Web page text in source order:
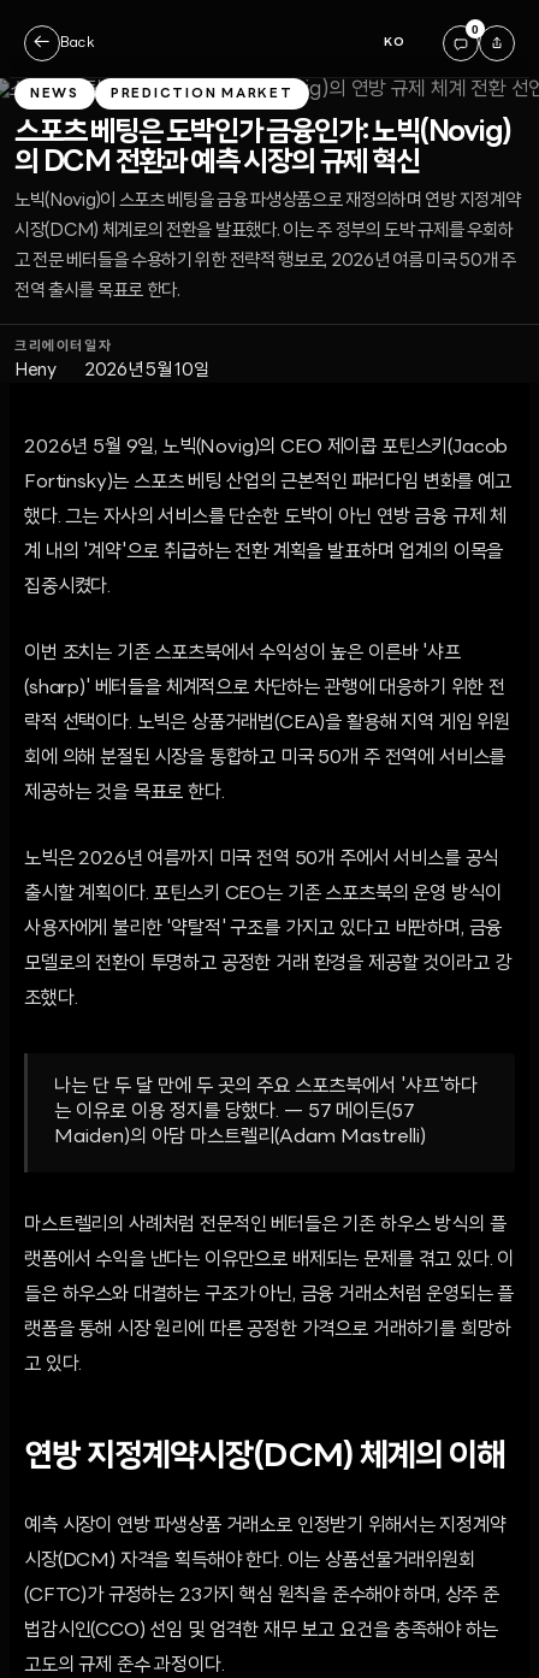
← Back KO
0
NEWS PREDICTION MARKET
스포츠 베팅은 도박인가 금융인가: 노빅(Novig)
의 DCM 전환과 예측 시장의 규제 혁신
노빅(Novig)이 스포츠 베팅을 금융 파생상품으로 재정의하며 연방 지정계약
시장(DCM) 체계로의 전환을 발표했다. 이는 주 정부의 도박 규제를 우회하
고 전문 베터들을 수용하기 위한 전략적 행보로, 2026년 여름 미국 50개 주
전역 출시를 목표로 한다.
크리에이터
Heny
일자
2026년 5월 10일
2026년 5월 9일, 노빅(Novig)의 CEO 제이콥 포틴스키(Jacob
Fortinsky)는 스포츠 베팅 산업의 근본적인 패러다임 변화를 예고
했다. 그는 자사의 서비스를 단순한 도박이 아닌 연방 금융 규제 체
계 내의 '계약'으로 취급하는 전환 계획을 발표하며 업계의 이목을
집중시켰다.
이번 조치는 기존 스포츠북에서 수익성이 높은 이른바 '샤프
(sharp)' 베터들을 체계적으로 차단하는 관행에 대응하기 위한 전
략적 선택이다. 노빅은 상품거래법(CEA)을 활용해 지역 게임 위원
회에 의해 분절된 시장을 통합하고 미국 50개 주 전역에 서비스를
제공하는 것을 목표로 한다.
노빅은 2026년 여름까지 미국 전역 50개 주에서 서비스를 공식
출시할 계획이다. 포틴스키 CEO는 기존 스포츠북의 운영 방식이
사용자에게 불리한 '약탈적' 구조를 가지고 있다고 비판하며, 금융
모델로의 전환이 투명하고 공정한 거래 환경을 제공할 것이라고 강
조했다.
나는 단 두 달 만에 두 곳의 주요 스포츠북에서 '샤프'하다
는 이유로 이용 정지를 당했다. — 57 메이든(57
Maiden)의 아담 마스트렐리(Adam Mastrelli)
마스트렐리의 사례처럼 전문적인 베터들은 기존 하우스 방식의 플
랫폼에서 수익을 낸다는 이유만으로 배제되는 문제를 겪고 있다. 이
들은 하우스와 대결하는 구조가 아닌, 금융 거래소처럼 운영되는 플
랫폼을 통해 시장 원리에 따른 공정한 가격으로 거래하기를 희망하
고 있다.
연방 지정계약시장(DCM) 체계의 이해
예측 시장이 연방 파생상품 거래소로 인정받기 위해서는 지정계약
시장(DCM) 자격을 획득해야 한다. 이는 상품선물거래위원회
(CFTC)가 규정하는 23가지 핵심 원칙을 준수해야 하며, 상주 준
법감시인(CCO) 선임 및 엄격한 재무 보고 요건을 충족해야 하는
고도의 규제 준수 과정이다.